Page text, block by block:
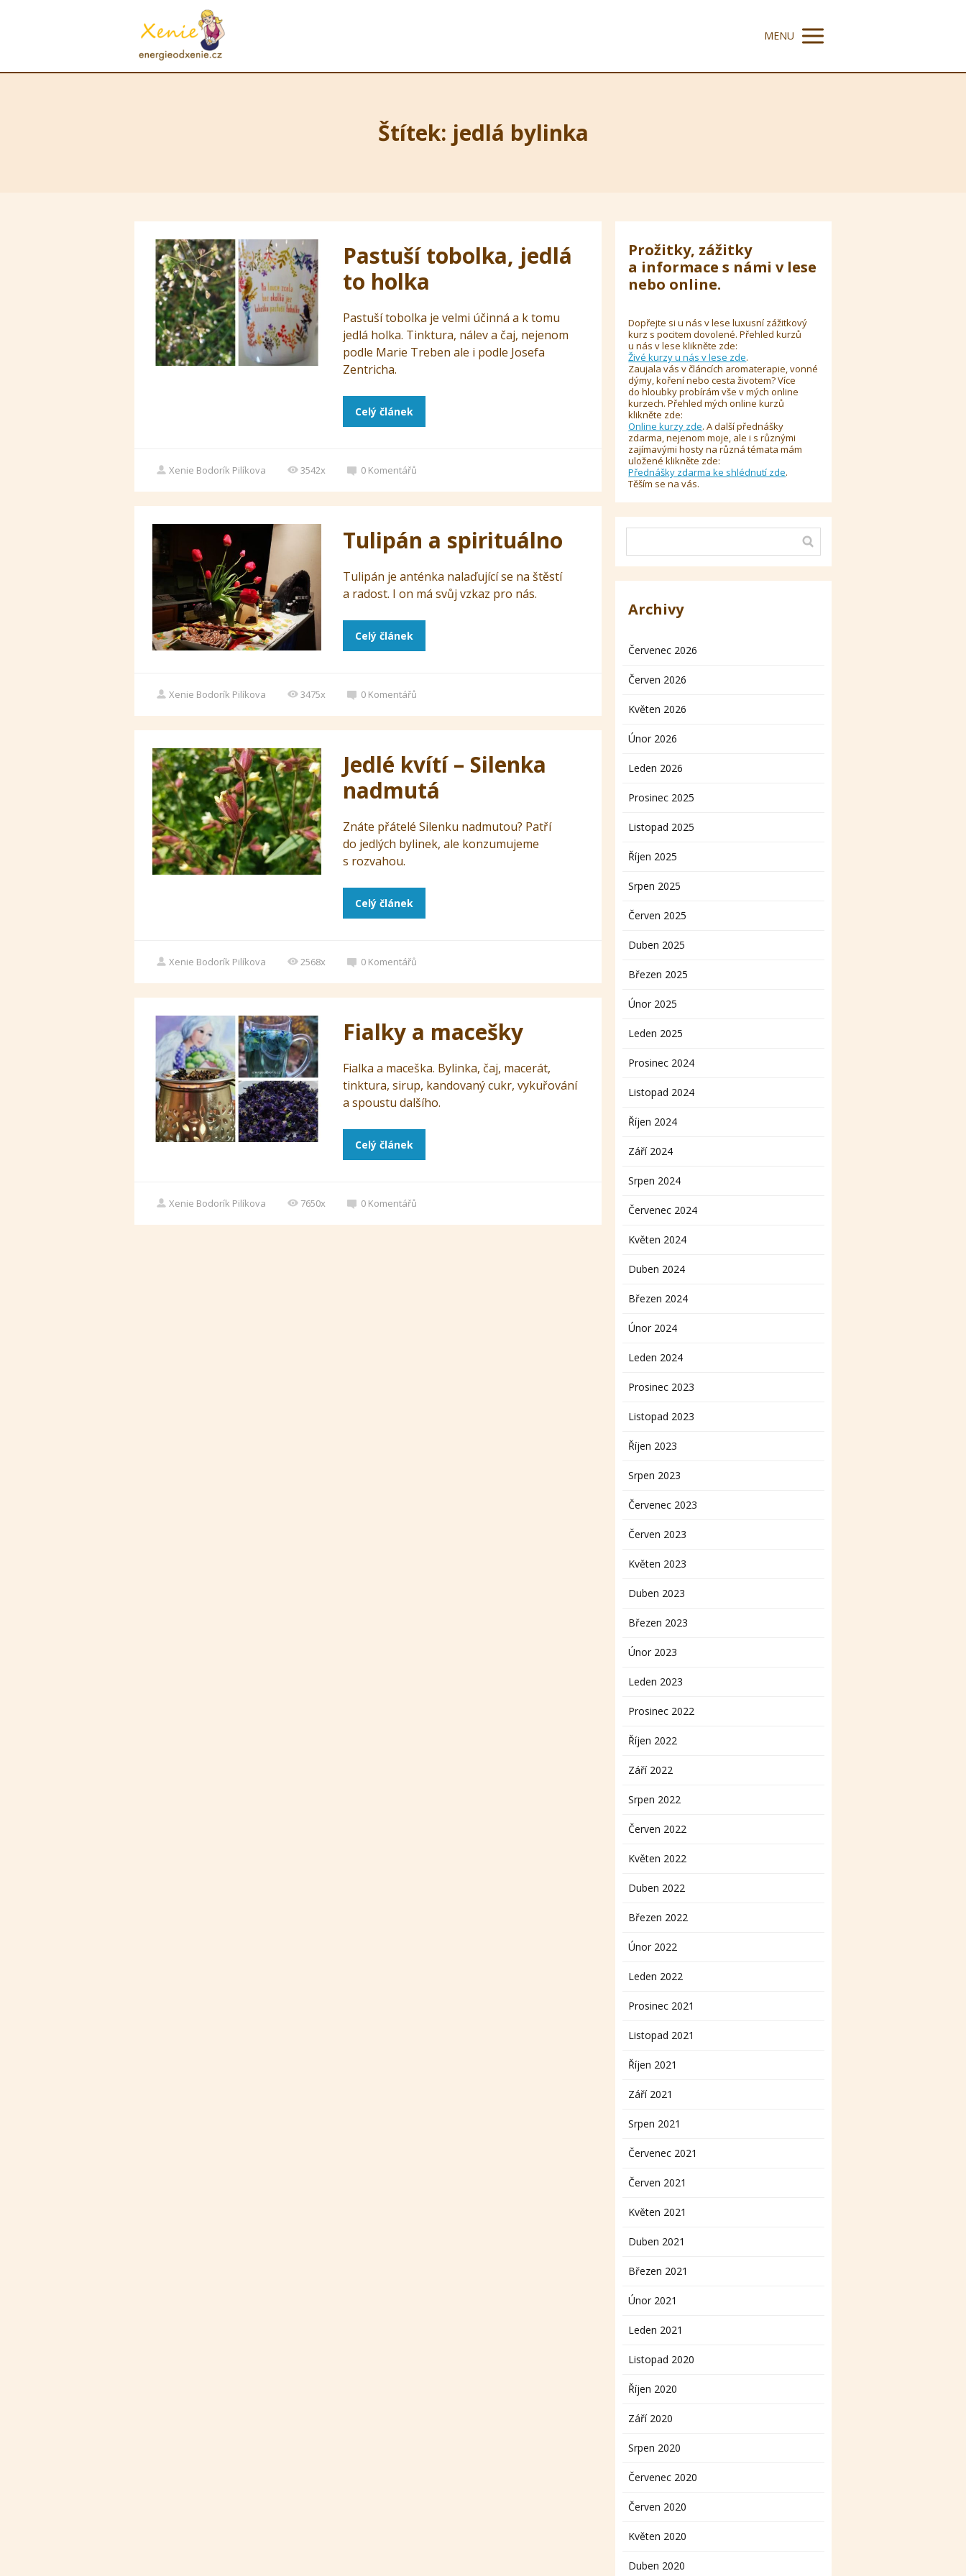
MENU
Štítek: jedlá bylinka
Pastuší tobolka, jedlá
to holka
Pastuší tobolka je velmi účinná a k tomu
jedlá holka. Tinktura, nálev a čaj, nejenom
podle Marie Treben ale i podle Josefa
Zentricha.
Celý článek
Xenie Bodorík Pilíkova 3542x 0 Komentářů
Tulipán a spirituálno
Tulipán je anténka nalaďující se na štěstí
a radost. I on má svůj vzkaz pro nás.
Celý článek
Xenie Bodorík Pilíkova 3475x 0 Komentářů
Jedlé kvítí – Silenka
nadmutá
Znáte přátelé Silenku nadmutou? Patří
do jedlých bylinek, ale konzumujeme
s rozvahou.
Celý článek
Xenie Bodorík Pilíkova 2568x 0 Komentářů
Fialky a macešky
Fialka a maceška. Bylinka, čaj, macerát,
tinktura, sirup, kandovaný cukr, vykuřování
a spoustu dalšího.
Celý článek
Xenie Bodorík Pilíkova 7650x 0 Komentářů
Prožitky, zážitky
a informace s námi v lese
nebo online.
Dopřejte si u nás v lese luxusní zážitkový
kurz s pocitem dovolené. Přehled kurzů
u nás v lese klikněte zde:
Živé kurzy u nás v lese zde.
Zaujala vás v článcích aromaterapie, vonné
dýmy, koření nebo cesta životem? Více
do hloubky probírám vše v mých online
kurzech. Přehled mých online kurzů
klikněte zde:
Online kurzy zde. A další přednášky
zdarma, nejenom moje, ale i s různými
zajímavými hosty na různá témata mám
uložené klikněte zde:
Přednášky zdarma ke shlédnutí zde.
Těším se na vás.
Archivy
Červenec 2026
Červen 2026
Květen 2026
Únor 2026
Leden 2026
Prosinec 2025
Listopad 2025
Říjen 2025
Srpen 2025
Červen 2025
Duben 2025
Březen 2025
Únor 2025
Leden 2025
Prosinec 2024
Listopad 2024
Říjen 2024
Září 2024
Srpen 2024
Červenec 2024
Květen 2024
Duben 2024
Březen 2024
Únor 2024
Leden 2024
Prosinec 2023
Listopad 2023
Říjen 2023
Srpen 2023
Červenec 2023
Červen 2023
Květen 2023
Duben 2023
Březen 2023
Únor 2023
Leden 2023
Prosinec 2022
Říjen 2022
Září 2022
Srpen 2022
Červen 2022
Květen 2022
Duben 2022
Březen 2022
Únor 2022
Leden 2022
Prosinec 2021
Listopad 2021
Říjen 2021
Září 2021
Srpen 2021
Červenec 2021
Červen 2021
Květen 2021
Duben 2021
Březen 2021
Únor 2021
Leden 2021
Listopad 2020
Říjen 2020
Září 2020
Srpen 2020
Červenec 2020
Červen 2020
Květen 2020
Duben 2020